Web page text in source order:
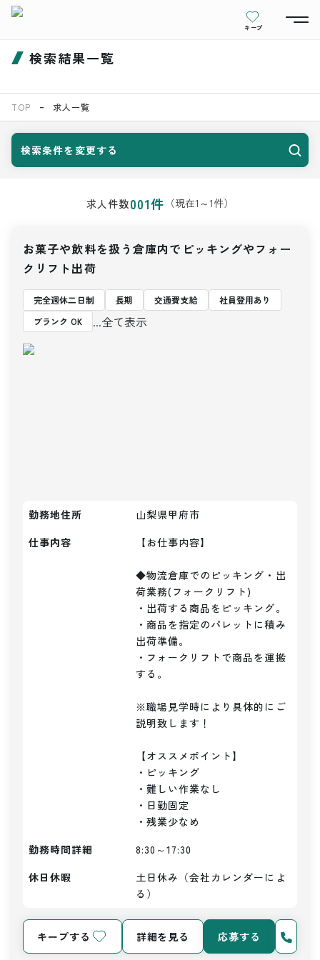
キープ
検索結果一覧
TOP 求人一覧
検索条件を変更する
求人件数001件 （現在1 ～1件）
お菓子や飲料を扱う倉庫内でピッキングやフォー
クリフト出荷
完全週休二日制 長期 交通費支給
社員登用あり
ブランク OK
...全て表示
勤務地住所
山梨県甲府市
仕事内容
【お仕事内容】
◆物流倉庫でのピッキング・出
荷業務(フォークリフト)
・出荷する商品をピッキング。
・商品を指定のパレットに積み
出荷準備。
・フォークリフトで商品を運搬
する。
※職場見学時により具体的にご
説明致します！
【オススメポイント】
・ピッキング
・難しい作業なし
・日勤固定
・残業少なめ
勤務時間詳細
8:30～17:30
休日休暇
土日休み（会社カレンダーによ
る）
キープする 詳細を見る 応募する